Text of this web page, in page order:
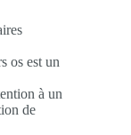
os est un
à un
de